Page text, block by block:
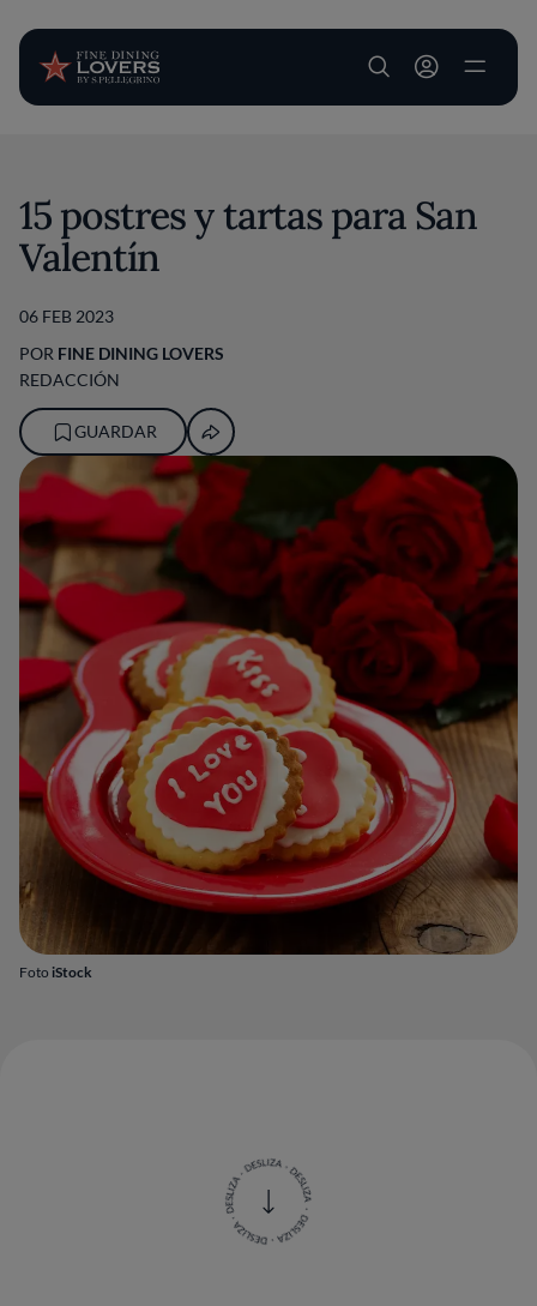
User account
Foto iStock
15 postres y tartas para San
Valentín
06 FEB 2023
POR FINE DINING LOVERS
REDACCIÓN
GUARDAR